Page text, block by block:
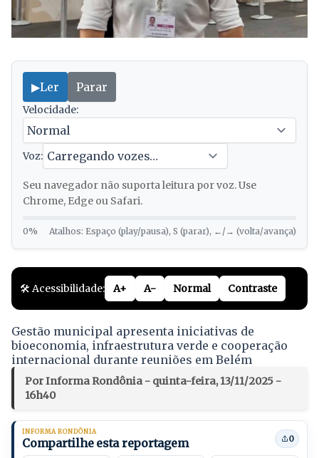
▶Ler Parar
Velocidade:
Voz:
Seu navegador não suporta leitura por voz. Use
Chrome, Edge ou Safari.
0% Atalhos: Espaço (play/pausa), S (parar), ←/→ (volta/avança)
🛠️ Acessibilidade: A+ A- Normal Contraste
Gestão municipal apresenta iniciativas de
bioeconomia, infraestrutura verde e cooperação
internacional durante reuniões em Belém
Por Informa Rondônia - quinta-feira, 13/11/2025 -
16h40
INFORMA RONDÔNIA
Compartilhe esta reportagem 0